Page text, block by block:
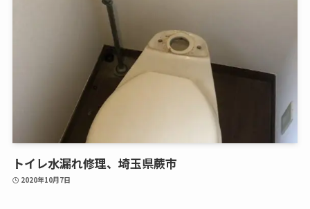
トイレ水漏れ修理、埼玉県蕨市
2020年10月7日